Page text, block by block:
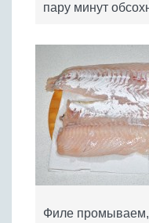
пару минут
Филе